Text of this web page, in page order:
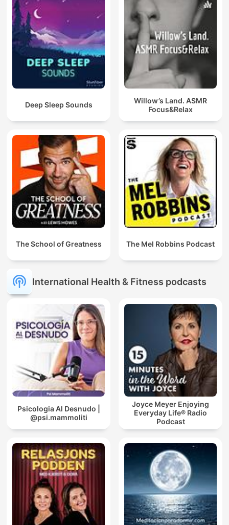
Deep Sleep Sounds
Willow’s Land. ASMR
Focus&Relax
The School of Greatness The Mel Robbins Podcast
International Health & Fitness podcasts
Psicologia Al Desnudo |
@psi.mammoliti
Joyce Meyer Enjoying
Everyday Life® Radio
Podcast